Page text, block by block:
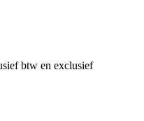
btw en exclusief